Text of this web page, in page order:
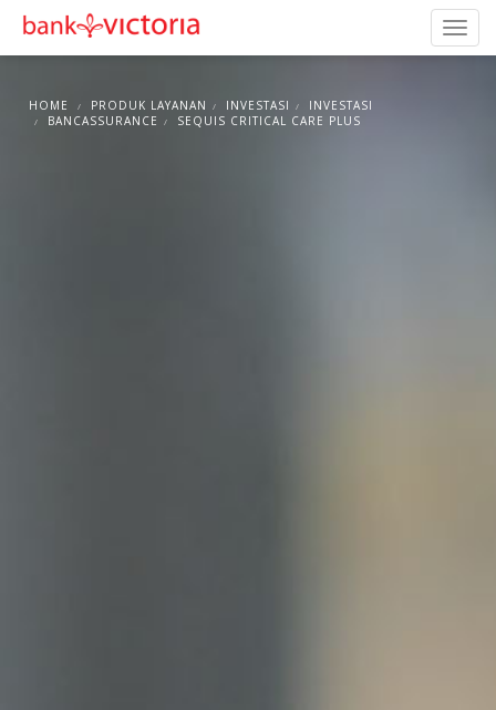
HOME PRODUK LAYANAN INVESTASI
INVESTASI
BANCASSURANCE
SEQUIS CRITICAL CARE PLUS